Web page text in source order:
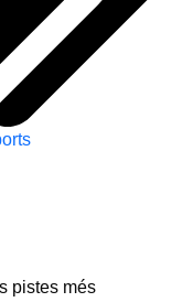
pistes més